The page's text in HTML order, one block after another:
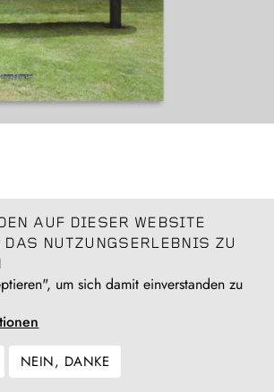
AUF DIESER WEBSITE
DAS NUTZUNGSERLEBNIS ZU
um sich damit einverstanden zu
NEIN, DANKE